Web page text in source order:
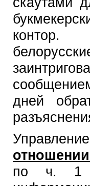
контор.
дней
по ч. 1